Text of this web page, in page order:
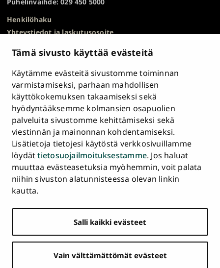
Tämä sivusto käyttää evästeitä
Käytämme evästeitä sivustomme toiminnan
varmistamiseksi, parhaan mahdollisen
käyttökokemuksen takaamiseksi sekä
hyödyntääksemme kolmansien osapuolien
palveluita sivustomme kehittämiseksi sekä
viestinnän ja mainonnan kohdentamiseksi.
Lisätietoja tietojesi käytöstä verkkosivuillamme
löydättietosuojailmoituksestamme. Jos haluat
muuttaa evästeasetuksia myöhemmin, voit palata
niihin sivuston alatunnisteessa olevan linkin
kautta.
Salli kaikki evästeet
Vain välttämättömät evästeet
Henkilöhaku
Yhteystiedot ja laskutusosoite
HR Excellence in Research
Tietosuojailmoitus
Asiakirjajulkisuuskuvaus ja tietopyynnöt
Väärinkäytösepäilyt
Saavutettavuusseloste
Palaute
Intranet ja sähköiset työkalut
Evästeasetukset
Päävalikko
alatunnisteessa
ETUSIVU
YHTEISTYÖ
Turun
yliopisto
Turun
yliopisto
TurunTurunTurunTurun